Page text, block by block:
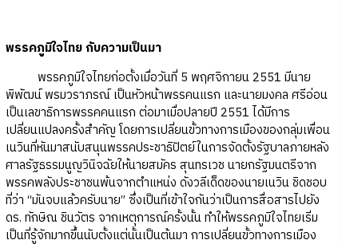
พรรคภูมิใจไทย กับความเป็นมา
พรรคภูมิใจไทยก่อตั้งเมื่อวันที่ 5 พฤศจิกายน 2551 มีนาย
พิพัฒน์ พรมวราภรณ์ เป็นหัวหน้าพรรคนแรก และนายมงคล ศรีอ่อน
เป็นเลขาธิการพรรคคนแรก ต่อมาเมื่อปลายปี 2551 ได้มีการ
เปลี่ยนแปลงครั้งสำคัญ โดยการเปลี่ยนขั้วทางการเมืองของกลุ่มเพื่อน
เนวินที่หันมาสนับสนุนพรรคประชาธิปัตย์ในการจัดตั้งรัฐบาลภายหลัง
ศาลรัฐธรรมนูญวินิจฉัยให้นายสมัคร สุนทรเวช นายกรัฐมนตรีจาก
พรรคพลังประชาชนพ้นจากตำแหน่ง ดังวลีเด็ดของนายเนวิน ชิดชอบ
ที่ว่า “มันจบแล้วครับนาย” ซึ่งเป็นที่เข้าใจกันว่าเป็นการสื่อสารไปยัง
ดร. ทักษิณ ชินวัตร จากเหตุการณ์ครั้งนั้น ทำให้พรรคภูมิใจไทยเริ่ม
เป็นที่รู้จักมากขึ้นนับตั้งแต่นั้นเป็นต้นมา การเปลี่ยนขั้วทางการเมือง